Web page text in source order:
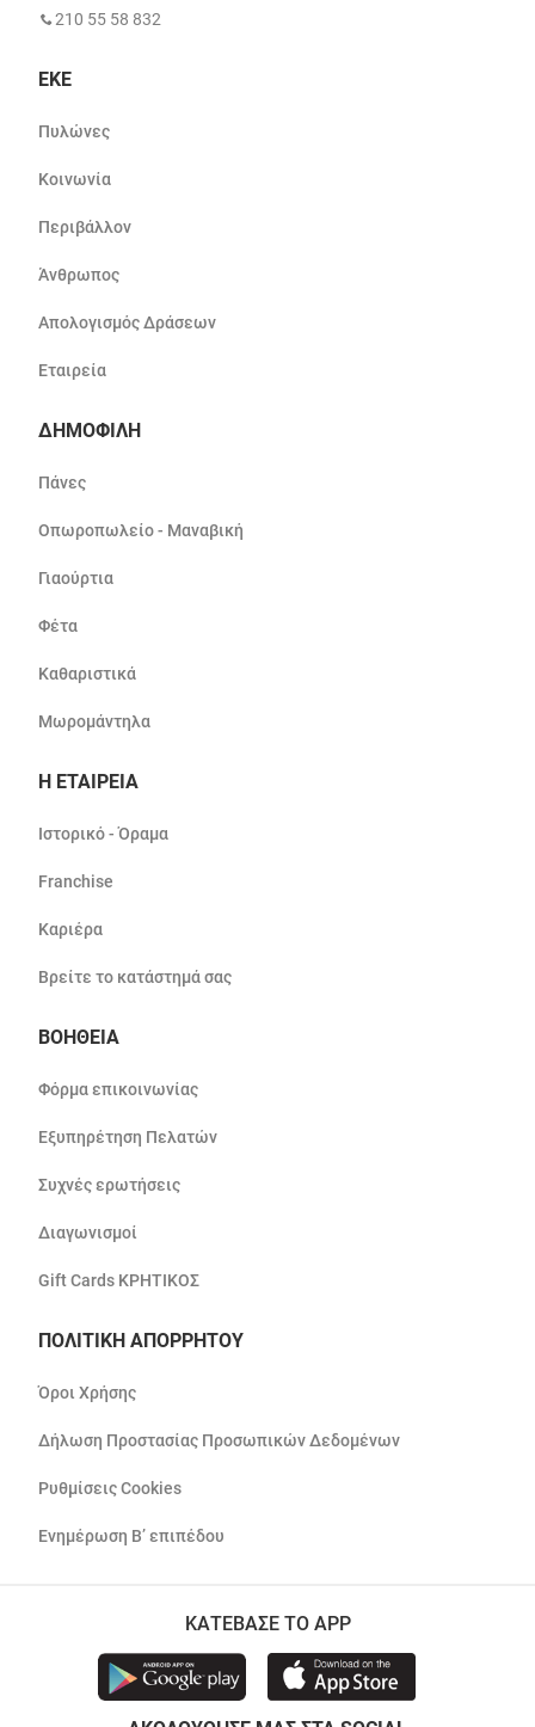
210 55 58 832
ΕΚΕ
Πυλώνες
Κοινωνία
Περιβάλλον
Άνθρωπος
Απολογισμός Δράσεων
Εταιρεία
ΔΗΜΟΦΙΛΗ
Πάνες
Οπωροπωλείο - Μαναβική
Γιαούρτια
Φέτα
Καθαριστικά
Μωρομάντηλα
Η ΕΤΑΙΡΕΙΑ
Ιστορικό - Όραμα
Franchise
Καριέρα
Βρείτε το κατάστημά σας
ΒΟΗΘΕΙΑ
Φόρμα επικοινωνίας
Εξυπηρέτηση Πελατών
Συχνές ερωτήσεις
Διαγωνισμοί
Gift Cards ΚΡΗΤΙΚΟΣ
ΠΟΛΙΤΙΚΗ ΑΠΟΡΡΗΤΟΥ
Όροι Χρήσης
Δήλωση Προστασίας Προσωπικών Δεδομένων
Ρυθμίσεις Cookies
Ενημέρωση Β’ επιπέδου
ΚΑΤΕΒΑΣΕ ΤΟ APP